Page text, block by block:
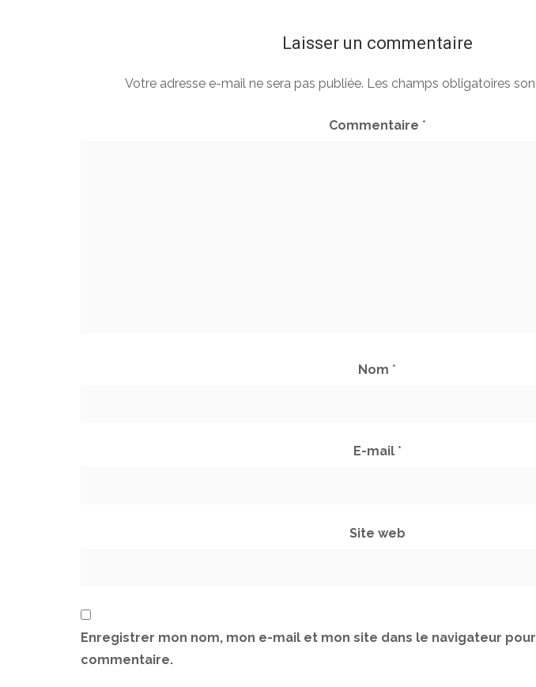
Laisser un commentaire
Votre adresse e-mail ne sera pas publiée. Les champs obligatoires
Commentaire *
Nom *
E-mail *
Site web
Enregistrer mon nom, mon e-mail et mon site dans le navigateur
commentaire.